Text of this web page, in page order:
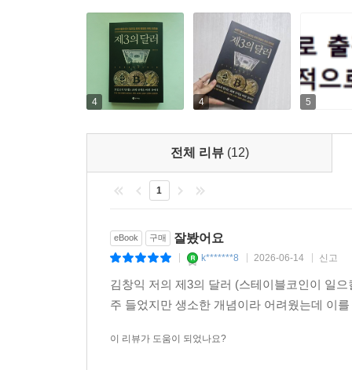
4 4 5
전체 리뷰 (12)
1
eBook 구매 잘봤어요
k*******8 2026-06-14 신고
김창익 저의 제3의 달러 (스테이블코인이 일
주 들었지만 생소한 개념이라 어려웠는데 이
이 리뷰가 도움이 되었나요?